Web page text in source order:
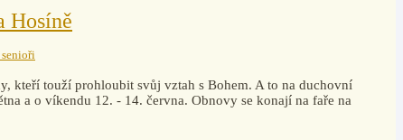
Hosíně
kteří touží prohloubit svůj vztah s Bohem. A to na duchovní
a o víkendu 12. - 14. června. Obnovy se konají na faře na